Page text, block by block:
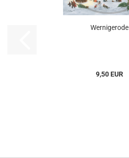
Wernigerode
9,50 EUR